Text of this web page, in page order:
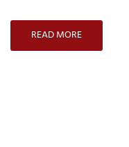
READ MORE